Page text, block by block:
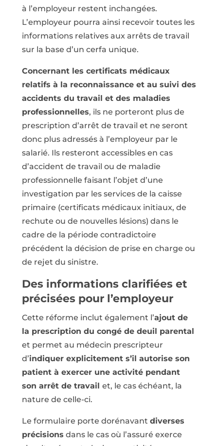
à l’employeur restent inchangées.
L’employeur pourra ainsi recevoir toutes les
informations relatives aux arrêts de travail
sur la base d’un cerfa unique.
Concernant les certificats médicaux
relatifs à la reconnaissance et au suivi des
accidents du travail et des maladies
professionnelles, ils ne porteront plus de
prescription d’arrêt de travail et ne seront
donc plus adressés à l’employeur par le
salarié. Ils resteront accessibles en cas
d’accident de travail ou de maladie
professionnelle faisant l’objet d’une
investigation par les services de la caisse
primaire (certificats médicaux initiaux, de
rechute ou de nouvelles lésions) dans le
cadre de la période contradictoire
précédent la décision de prise en charge ou
de rejet du sinistre.
Des informations clarifiées et
précisées pour l’employeur
Cette réforme inclut également l’ajout de
la prescription du congé de deuil parental
et permet au médecin prescripteur
d’indiquer explicitement s’il autorise son
patient à exercer une activité pendant
son arrêt de travail et, le cas échéant, la
nature de celle-ci.
Le formulaire porte dorénavant diverses
précisions dans le cas où l’assuré exerce